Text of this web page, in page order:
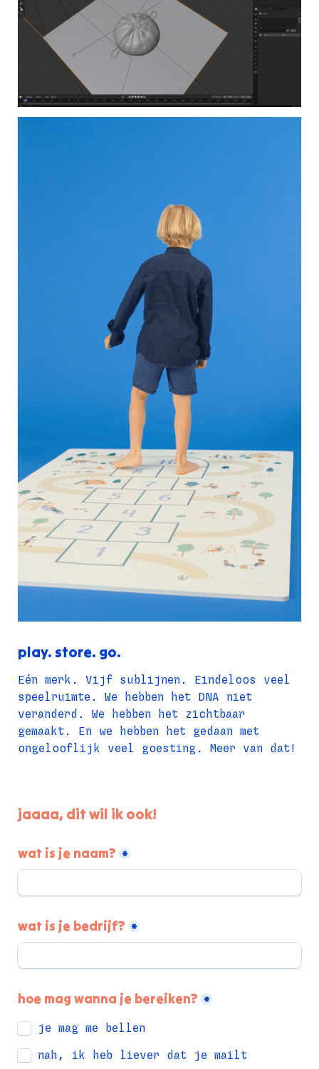
play. store. go.
Eén merk. Vijf sublijnen. Eindeloos veel
speelruimte. We hebben het DNA niet
veranderd. We hebben het zichtbaar
gemaakt. En we hebben het gedaan met
ongelooflijk veel goesting. Meer van dat!
jaaaa, dit wil ik ook!
wat is je naam? *
wat is je bedrijf? *
hoe mag wanna je bereiken? *
je mag me bellen
nah, ik heb liever dat je mailt